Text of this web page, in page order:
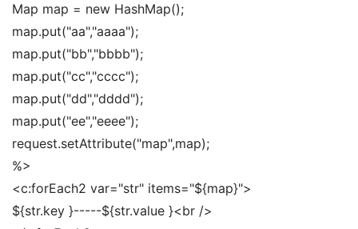
Map map = new HashMap();
map.put("aa","aaaa");
map.put("bb","bbbb");
map.put("cc","cccc");
map.put("dd","dddd");
map.put("ee","eeee");
request.setAttribute("map",map);
%>
<c:forEach2 var="str" items="${map}">
${str.key }-----${str.value }<br />